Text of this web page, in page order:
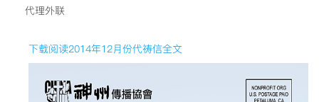
代理外联
下载阅读2014年12月份代祷信全文